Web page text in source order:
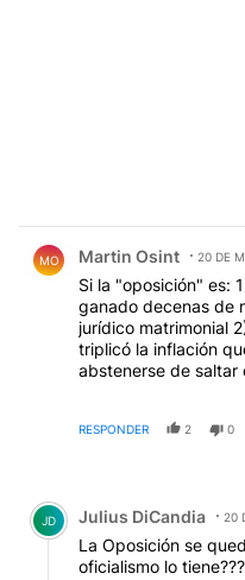
MO Martin Osint 20 DE
Si la "oposición" es:
ganado decenas de
jurídico matrimonial
triplicó la inflación
abstenerse de saltar
con aumento de
Perón) 3) un ex
RESPONDER 2 0
Comentario de Julius
JD Julius DiCandia 20
La Oposición se
oficialismo lo tiene???